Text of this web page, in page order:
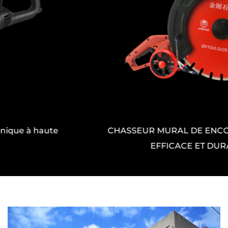
pour empêcher la surchauffe ou la défaillance
des composants, protégeant à la fois
l'utilisateur et l'équipement.
Coupée sans poussière avec compatibilité
mur à fente offre avec ses capacités de
refroidissement par eau et de contrôle des
configuration a aussi peu de poussière que
CHASSEUR MURAL DE ENCOCHEMENT SUR
EFFICACE ET DURABLE